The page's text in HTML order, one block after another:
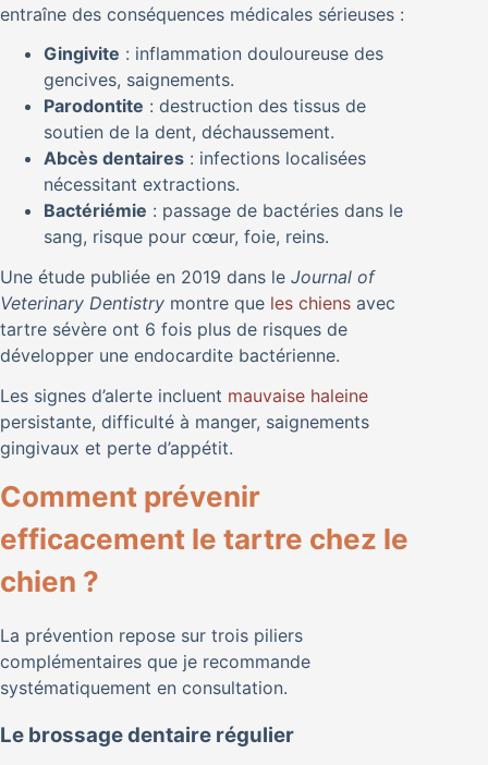
entraîne des conséquences médicales sérieuses :
Gingivite : inflammation douloureuse des
gencives, saignements.
Parodontite : destruction des tissus de
soutien de la dent, déchaussement.
Abcès dentaires : infections localisées
nécessitant extractions.
Bactériémie : passage de bactéries dans le
sang, risque pour cœur, foie, reins.
Une étude publiée en 2019 dans le Journal of
Veterinary Dentistry montre que les chiens avec
tartre sévère ont 6 fois plus de risques de
développer une endocardite bactérienne.
Les signes d’alerte incluent mauvaise haleine
persistante, difficulté à manger, saignements
gingivaux et perte d’appétit.
Comment prévenir
efficacement le tartre chez le
chien ?
La prévention repose sur trois piliers
complémentaires que je recommande
systématiquement en consultation.
Le brossage dentaire régulier